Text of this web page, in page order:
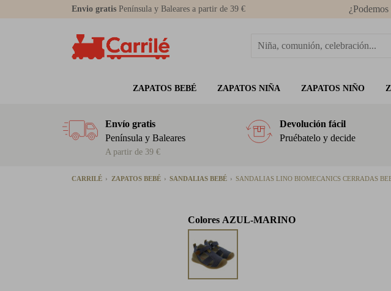
Envio gratis Península y Baleares a partir de 39 €
ZAPATOS BEBÉ ZAPATOS NIÑA ZAPATOS NIÑO
Envío gratis
Península y Baleares
A partir de 39 €
Devolución fácil
Pruébatelo y decide
CARRILÉ ZAPATOS BEBÉ SANDALIAS BEBÉ SANDALIAS LINO BIOMECANICS CERRADAS
Colores AZUL-MARINO